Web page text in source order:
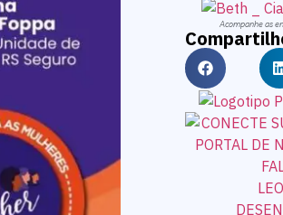
Acompanhe as